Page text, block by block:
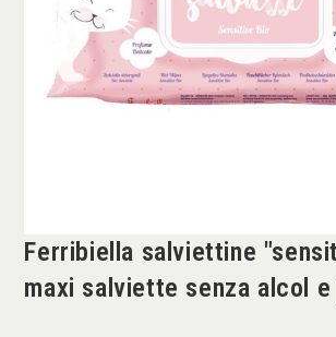
Ferribiella salviettine
maxi salviette senza alcol e